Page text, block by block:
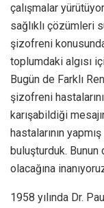
çalışmalar
sağlıklı çözümleri
şizofreni
toplumdaki algısı
Bugün de Farklı
şizofreni
karışabildiği
hastalarının
buluşturduk. Bunun
olacağına
1958 yılında Dr.